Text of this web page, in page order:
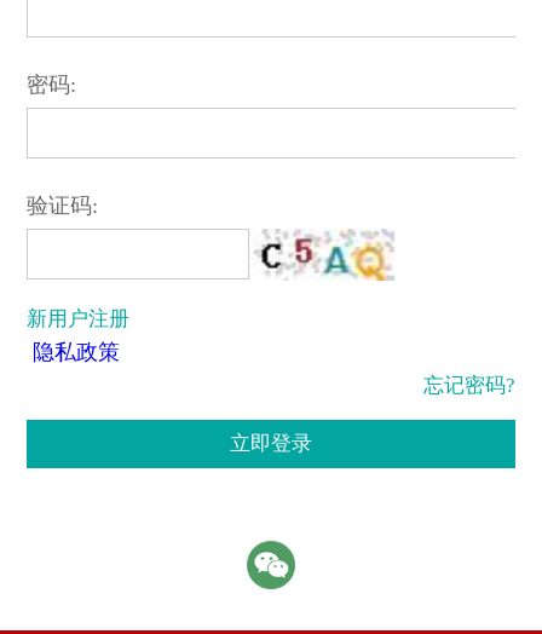
密码:
验证码:
新用户注册
隐私政策
忘记密码?
立即登录